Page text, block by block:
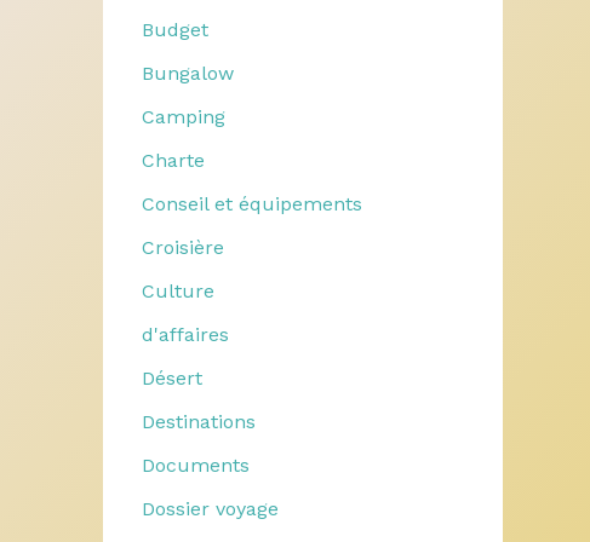
Budget
Bungalow
Camping
Charte
Conseil et équipements
Croisière
Culture
d'affaires
Désert
Destinations
Documents
Dossier voyage